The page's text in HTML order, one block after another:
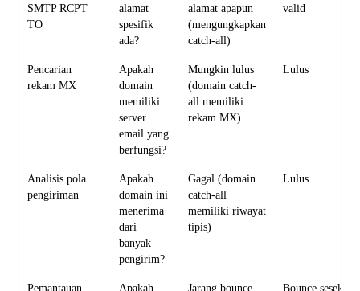
SMTP RCPT
TO
alamat
spesifik
ada?
alamat apapun
(mengungkapkan
catch-all)
valid
Pencarian
rekam MX
Apakah
domain
memiliki
server
email yang
berfungsi?
Mungkin lulus
(domain catch-
all memiliki
rekam MX)
Lulus
Analisis pola
pengiriman
Apakah
domain ini
menerima
dari
banyak
pengirim?
Gagal (domain
catch-all
memiliki riwayat
tipis)
Lulus
Pemantauan
Apakah
Jarang bounce
Bounce sesekali